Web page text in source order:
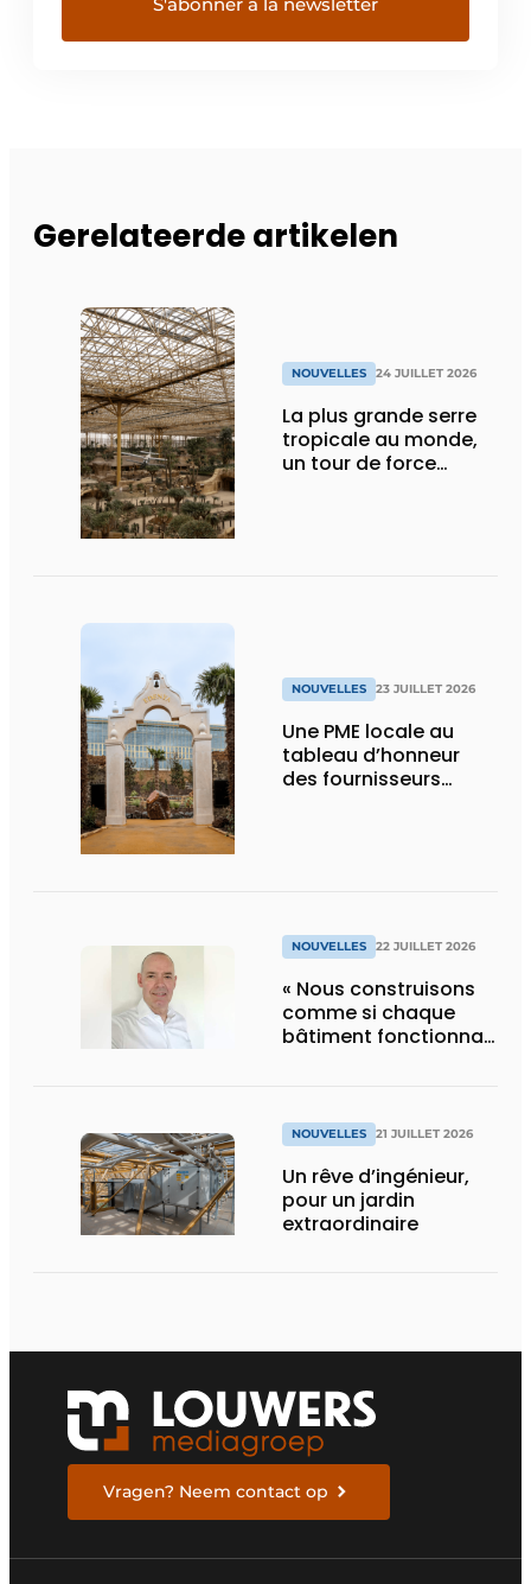
Gerelateerde artikelen
NOUVELLES 24 JUILLET 2026
La plus grande serre
tropicale au monde,
un tour de force
NOUVELLES 23 JUILLET 2026
Une PME locale au
tableau d’honneur
des fournisseurs
NOUVELLES 22 JUILLET 2026
« Nous construisons
comme si chaque
bâtiment fonctionnait
»NOUVELLES 21 JUILLET 2026
Un rêve d’ingénieur,
pour un jardin
extraordinaire
Vragen? Neem contact op